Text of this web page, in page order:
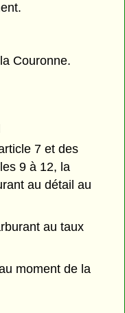
Couronne.
7 et des
9 à 12, la
au détail au
au taux
moment de la